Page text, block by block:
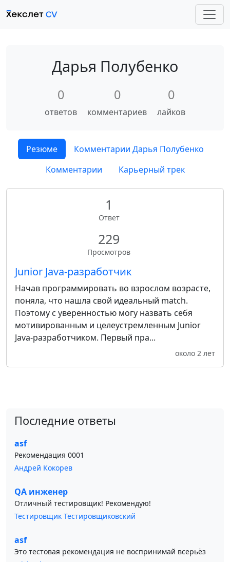
Дарья Полубенко
0
ответов
0
комментариев
0
лайков
Резюме
Комментарии Дарья Полубенко
Комментарии
Карьерный трек
1
Ответ
229
Просмотров
Junior Java-разработчик
Начав программировать во взрослом возрасте,
поняла, что нашла свой идеальный match.
Поэтому с уверенностью могу назвать себя
мотивированным и целеустремленным Junior
Java-разработчиком. Первый пра...
около 2 лет
Последние ответы
asf
Рекомендация 0001
Андрей Кокорев
QA инженер
Отличный тестировщик! Рекомендую!
Тестировщик Тестировщиковский
asf
Это тестовая рекомендация не воспринимай всерьёз